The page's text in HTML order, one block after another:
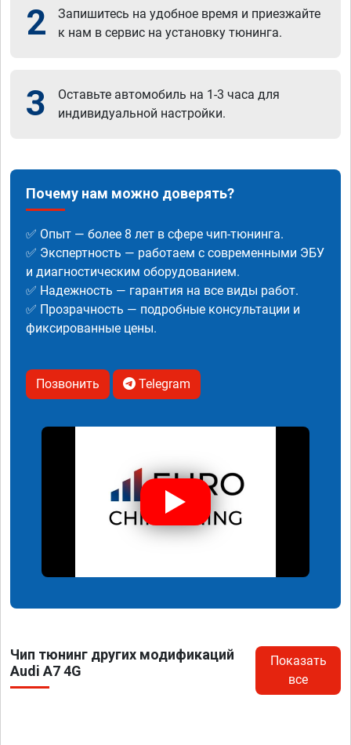
2
Запишитесь на удобное время и приезжайте
к нам в сервис на установку тюнинга.
3
Оставьте автомобиль на 1-3 часа для
индивидуальной настройки.
Почему нам можно доверять?
✅ Опыт — более 8 лет в сфере чип-тюнинга.
✅ Экспертность — работаем с современными ЭБУ
и диагностическим оборудованием.
✅ Надежность — гарантия на все виды работ.
✅ Прозрачность — подробные консультации и
фиксированные цены.
Позвонить Telegram
Чип тюнинг других модификаций
Audi A7 4G
Показать
все